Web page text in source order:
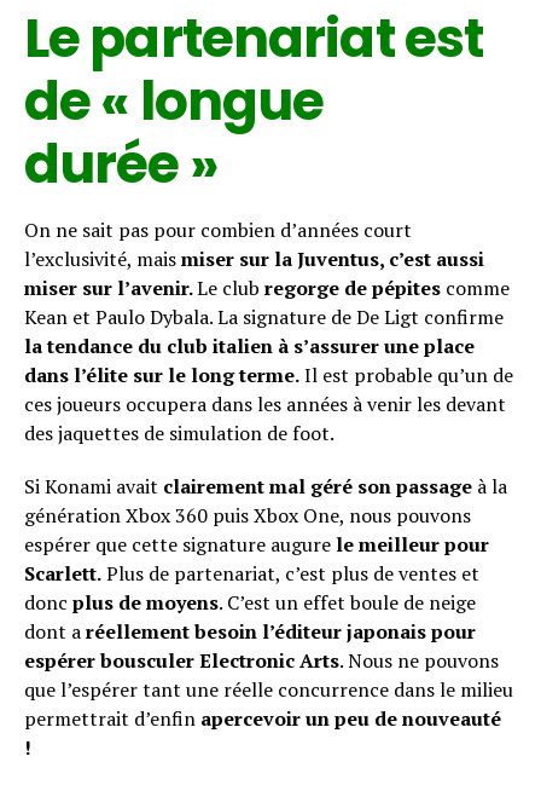
Le partenariat est
de « longue
durée »
On ne sait pas pour combien d’années court
l’exclusivité, maismiser sur la Juventus, c’est aussi
miser sur l’avenir.Le club regorge de pépites comme
Kean et Paulo Dybala. La signature de De Ligt confirme
la tendance du club italien à s’assurer une place
dans l’élite sur le long terme.Il est probable qu’un de
ces joueurs occupera dans les années à venir les devant
des jaquettes de simulation de foot.
Si Konami avait clairement mal géré son passage à la
génération Xbox 360 puis Xbox One, nous pouvons
espérer que cette signature augure le meilleur pour
Scarlett.Plus de partenariat, c’est plus de ventes et
donc plus de moyens. C’est un effet boule de neige
dont aréellement besoin l’éditeur japonais pour
espérer bousculer Electronic Arts. Nous ne pouvons
que l’espérer tant une réelle concurrence dans le milieu
permettrait d’enfin apercevoir un peu de nouveauté
!
Flipboard
Reddit
Pinterest
Whatsapp